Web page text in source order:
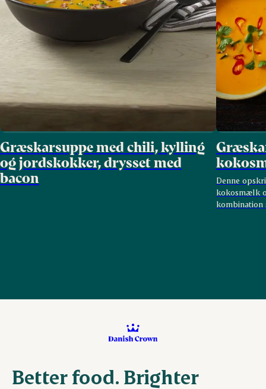
Græskarsuppe med chili, kylling
og jordskokker, drysset med
bacon
Denne
kokosmælk
kombination
Better food. Brighter